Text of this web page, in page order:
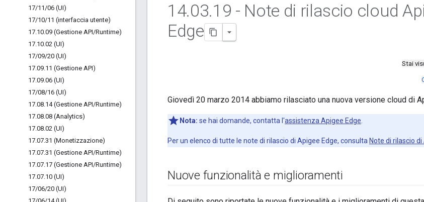
17/11/06 (UI)
17/10/11 (interfaccia utente)
17.10.09 (Gestione API/Runtime)
17.10.02 (UI)
17/09/20 (UI)
17.09.11 (Gestione API)
17.09.06 (UI)
17/08/16 (UI)
17.08.14 (Gestione API/Runtime)
17.08.08 (Analytics)
17.08.02 (UI)
17.07.31 (Monetizzazione)
17.07.31 (Gestione API/Runtime)
17.07.17 (Gestione API/Runtime)
17.07.10 (UI)
17/06/20 (UI)
14.03.19 - Note di rilascio cloud
Edge
Stai
Giovedì 20 marzo 2014 abbiamo rilasciato una nuova versione cloud di
Nota: se hai domande, contatta l'assistenza Apigee Edge
Per un elenco di tutte le note di rilascio di Apigee Edge, consulta Note di rilascio
Nuove funzionalità e miglioramenti